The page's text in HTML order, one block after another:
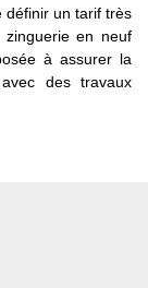
définir un tarif très
en neuf
à assurer la
des travaux